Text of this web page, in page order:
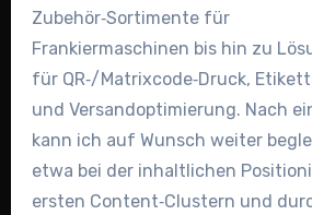
Zubehör‑Sortimente für
Frankiermaschinen bis hin zu
für QR‑/Matrixcode‑Druck,
und Versandoptimierung. Nach
kann ich auf Wunsch weiter
etwa bei der inhaltlichen
ersten Content‑Clustern und